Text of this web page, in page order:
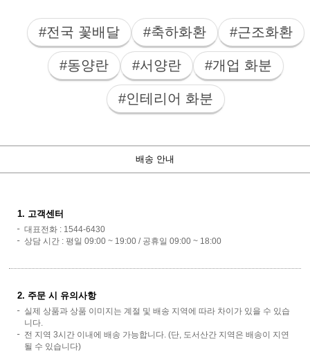
#전국 꽃배달 #축하화환 #근조화환
#동양란 #서양란 #개업 화분
#인테리어 화분
배송 안내
1. 고객센터
대표전화 : 1544-6430
상담 시간 : 평일 09:00 ~ 19:00 / 공휴일 09:00 ~ 18:00
2. 주문 시 유의사항
실제 상품과 상품 이미지는 계절 및 배송 지역에 따라 차이가 있을 수 있습
니다.
전 지역 3시간 이내에 배송 가능합니다. (단, 도서산간 지역은 배송이 지연
될 수 있습니다)